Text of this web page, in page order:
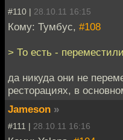
#110 | 28.10.11 16:15
Кому: Тумбус, #108
> То есть -
да никуда они не
ресторациях, в
Jameson »
#111 | 28.10.11 16:16